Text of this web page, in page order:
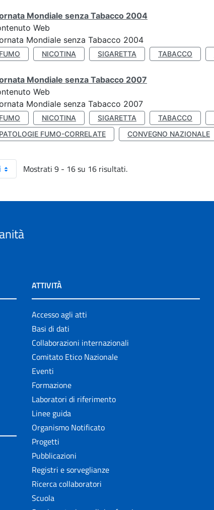
Mondiale senza Tabacco 2004
Web
Mondiale senza Tabacco 2004
FUMO NICOTINA SIGARETTA TABACCO
Mondiale senza Tabacco 2007
Web
Mondiale senza Tabacco 2007
FUMO NICOTINA SIGARETTA TABACCO
PATOLOGIE FUMO-CORRELATE
CONVEGNO NAZIONALE
Mostrati 9 - 16 su 16 risultati.
ATTIVITÀ
Accesso agli atti
Basi di dati
Collaborazioni internazionali
Comitato Etico Nazionale
Eventi
Formazione
Laboratori di riferimento
Linee guida
Organismo Notificato
Progetti
Pubblicazioni
Registri e sorveglianze
Ricerca collaboratori
Scuola